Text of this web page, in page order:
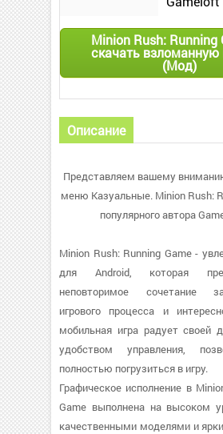
Minion Rush: Running
скачать
(Мод)
Описание
Представляем вашему
меню Казуальные. Minion Rush:
популярного автора
Minion Rush: Running Game -
для Android, которая
неповторимое сочетание
игрового процесса и
мобильная игра радует своей
удобством управления,
полностью погрузиться в игру.
Графическое исполнение в
Game выполнена на высоком
качественными моделями и